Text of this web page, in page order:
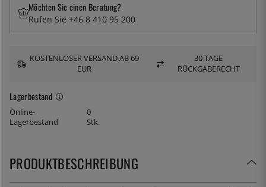
Lagerbestand
Online-
Lagerbestand
0
Stk.
Möchten Sie einen Beratung?
Rufen Sie +46 8 410 95 200
KOSTENLOSER VERSAND AB 69
EUR
30 TAGE
RÜCKGABERECHT
PRODUKTBESCHREIBUNG